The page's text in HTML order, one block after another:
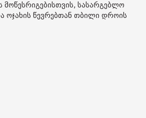
მოწესრიგებისთვის, სასარგებლო
ოჯახის წევრებთან თბილი დროის